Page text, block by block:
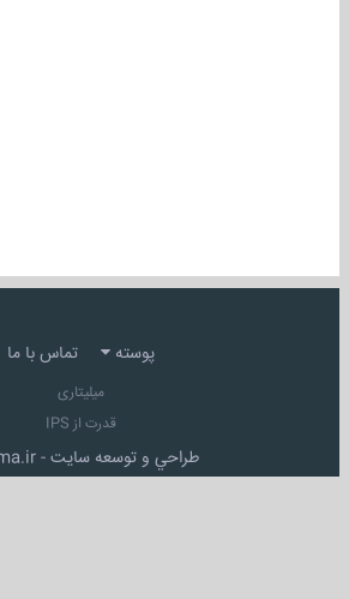
پوسته تماس با ما
میلیتاری
قدرت از IPS
طراحي و توسعه سايت -